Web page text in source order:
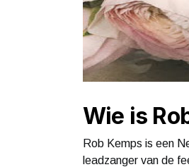
Wie is
Rob Kemps is een
leadzanger van de